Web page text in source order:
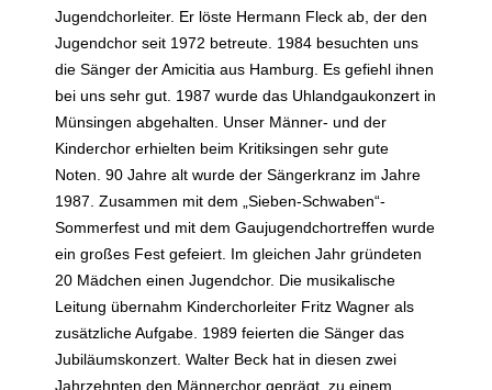
Jugendchorleiter. Er löste Hermann Fleck ab, der den
Jugendchor seit 1972 betreute. 1984 besuchten uns
die Sänger der Amicitia aus Hamburg. Es gefiehl ihnen
bei uns sehr gut. 1987 wurde das Uhlandgaukonzert in
Münsingen abgehalten. Unser Männer- und der
Kinderchor erhielten beim Kritiksingen sehr gute
Noten. 90 Jahre alt wurde der Sängerkranz im Jahre
1987. Zusammen mit dem „Sieben-Schwaben“-
Sommerfest und mit dem Gaujugendchortreffen wurde
ein großes Fest gefeiert. Im gleichen Jahr gründeten
20 Mädchen einen Jugendchor. Die musikalische
Leitung übernahm Kinderchorleiter Fritz Wagner als
zusätzliche Aufgabe. 1989 feierten die Sänger das
Jubiläumskonzert. Walter Beck hat in diesen zwei
Jahrzehnten den Männerchor geprägt, zu einem